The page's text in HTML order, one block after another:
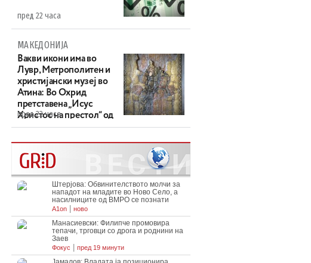
пред 22 часа
МАКЕДОНИЈА
Вакви икони има во
Лувр, Метрополитен и
христијански музеј во
Атина: Во Охрид
претставена „Исус
Христос на престол“ од
XIV век
пред 22 часа